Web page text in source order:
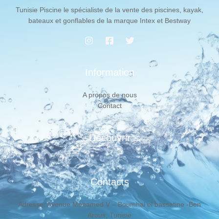
Tunisie Piscine le spécialiste de la vente des piscines, kayak,
bateaux et gonflables de la marque Intex et Bestway
Information
A propos de nous
Contact
Découvrir
Contacts
Adresse: Avenue Mohamed V – Boumhal el bassatine -Ben
Arous, Tunisie